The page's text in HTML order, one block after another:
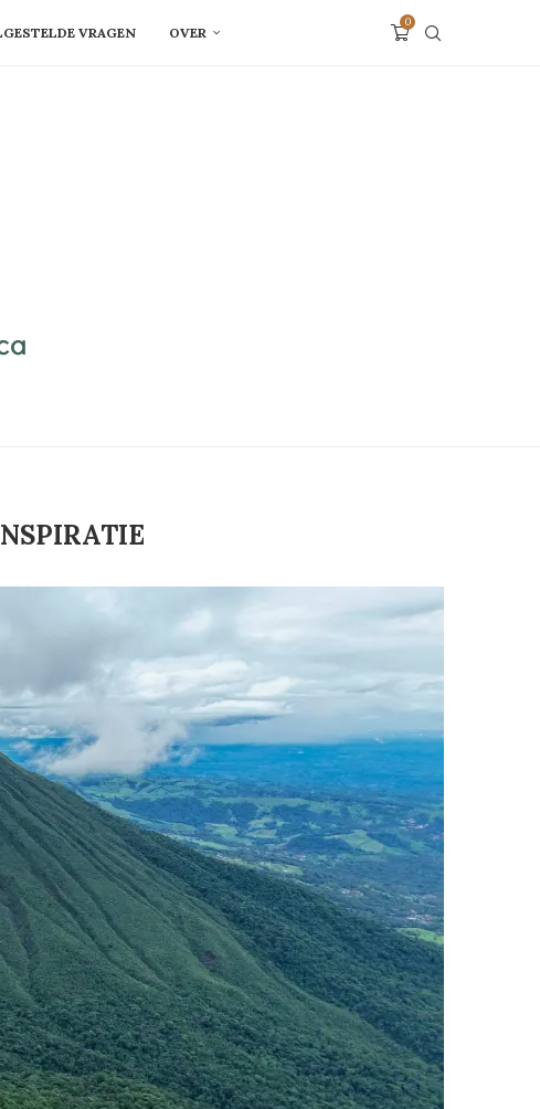
VRAGEN OVER
0